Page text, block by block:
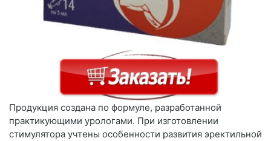
Продукция создана по формуле, разработанной
практикующими урологами. При изготовлении
стимулятора учтены особенности развития эректильной